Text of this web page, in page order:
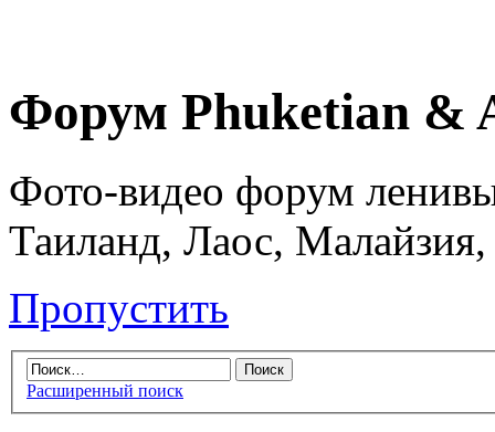
Форум Phuketian &
Фото-видео форум
Таиланд, Лаос,
Пропустить
Расширенный поиск